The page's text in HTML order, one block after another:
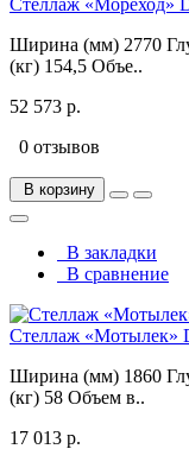
Стеллаж «Мореход»
Ширина (мм) 2770
(кг) 154,5 Объе..
52 573 р.
0 отзывов
В корзину
В закладки
В сравнение
Стеллаж «Мотылек»
Ширина (мм) 1860
(кг) 58 Объем в..
17 013 р.